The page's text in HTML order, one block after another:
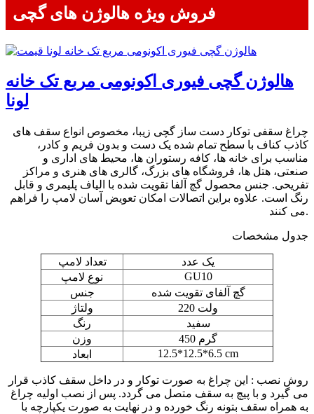
فروش ویژه هالوژن های گچی
هالوژن گچی فیوری اکونومی مربع تک خانه
لونا
چراغ سقفی توکار دست ساز گچی زیبا، مخصوص انواع سقف های
کاذب کناف با سطح تمام شده یک دست و بدون فریم و کادر،
مناسب برای خانه ها، کافه رستوران ها، محیط های اداری و
صنعتی، هتل ها، فروشگاه های بزرگ، گالری های هنری و مراکز
تفریحی. جنس محصول گچ آلفا تقویت شده با الیاف پلیمری و قابل
رنگ است. علاوه براین اتصالات امکان تعویض آسان لامپ را فراهم
می کنند.
جدول مشخصات
تعداد لامپ
یک عدد
نوع لامپ
GU10
جنس
گچ آلفای تقویت شده
ولتاژ
220 ولت
رنگ
سفید
وزن
450 گرم
ابعاد
12.5*12.5*6.5 cm
روش نصب : این چراغ به صورت توکار و در داخل سقف کاذب قرار
می گیرد و با پیچ به سقف متصل می گردد. پس از نصب اولیه چراغ
به همراه سقف بتونه رنگ خورده و در نهایت به صورت یکپارچه با